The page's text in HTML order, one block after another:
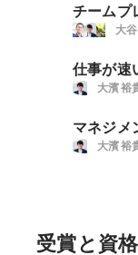
チームプ
大
仕事が速
大濱 裕
マネジメ
大濱 裕
受賞と資格